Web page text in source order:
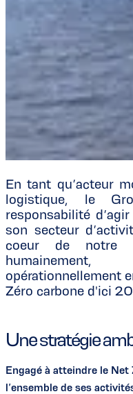
En tant qu’acteur
logistique, le
responsabilité
son secteur
coeur de notre
opérationnellement
Zéro carbone d'ici
Une stratégie
Engagé à atteindre le
l’ensemble de ses